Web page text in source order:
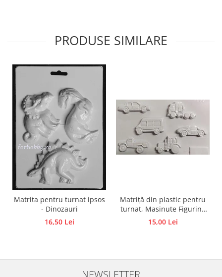
PRODUSE SIMILARE
Matrita pentru turnat ipsos
- Dinozauri
16,50 Lei
Matriță din plastic pentru
turnat, Masinute Figurine
din ipsos, praf ceramic,
beton, piatră lichidă sau
15,00 Lei
NEWSLETTER